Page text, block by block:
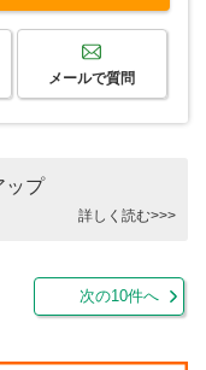
メールで質問
ップ
詳しく読む>>>
次の10件へ